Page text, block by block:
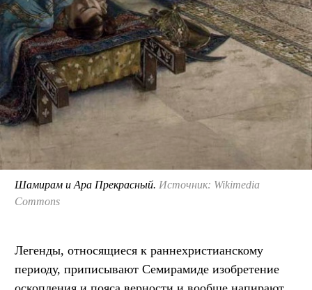
Шамирам и Ара Прекрасный. Источник: Wikimedia
Commons
Легенды, относящиеся к раннехристианскому
периоду, приписывают Семирамиде изобретение